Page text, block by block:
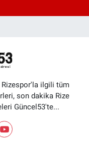
Rizespor'la ilgili tüm
son dakika Rize
Güncel53'te...